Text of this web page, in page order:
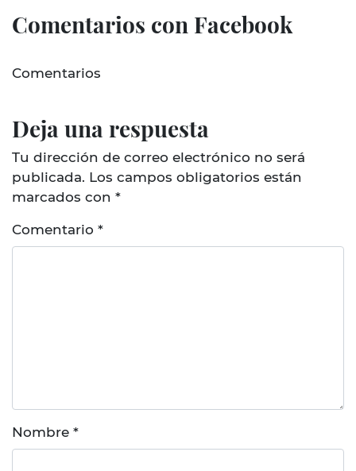
Comentarios con Facebook
Comentarios
Deja una respuesta
Tu dirección de correo electrónico no será
publicada. Los campos obligatorios están
marcados con *
Comentario *
Nombre *